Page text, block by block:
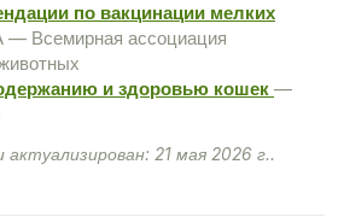
по вакцинации мелких
— Всемирная ассоциация
и здоровью кошек —
21 мая 2026 г..